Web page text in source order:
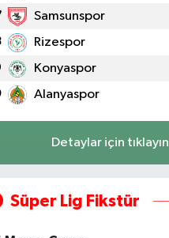
Samsunspor
Rizespor
Konyaspor
Alanyaspor
Detaylar için tıklayın
Süper Lig Fikstür